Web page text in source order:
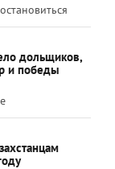
дольщиков,
и победы